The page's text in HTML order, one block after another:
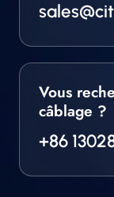
Vous
câblage ?
+86